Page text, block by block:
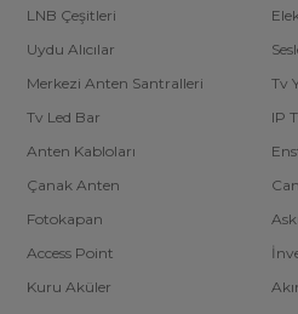
LNB Çeşitleri
Uydu Alıcılar
Merkezi Anten Santralleri
Tv
Tv Led Bar
IP
Anten Kabloları
Çanak Anten
Fotokapan
Access Point
Kuru Aküler